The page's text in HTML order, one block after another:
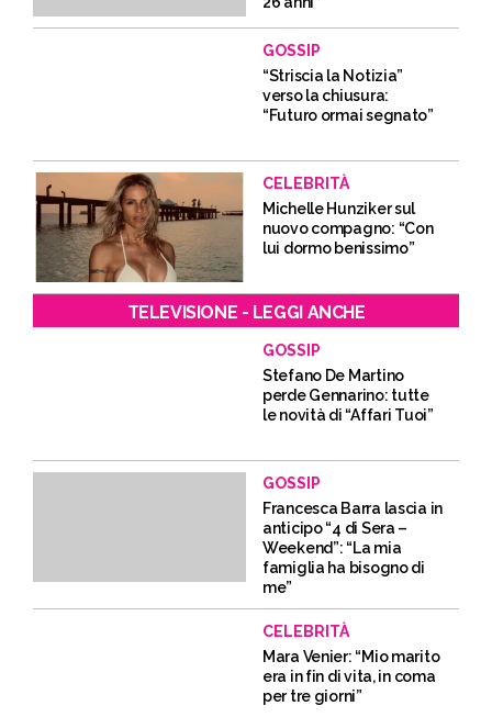
GOSSIP
“Striscia la Notizia”
verso la chiusura:
“Futuro ormai segnato”
CELEBRITÀ
Michelle Hunziker sul
nuovo compagno: “Con
lui dormo benissimo”
TELEVISIONE - LEGGI ANCHE
GOSSIP
Stefano De Martino
perde Gennarino: tutte
le novità di “Affari Tuoi”
GOSSIP
Francesca Barra lascia in
anticipo “4 di Sera –
Weekend”: “La mia
famiglia ha bisogno di
me”
CELEBRITÀ
Mara Venier: “Mio marito
era in fin di vita, in coma
per tre giorni”